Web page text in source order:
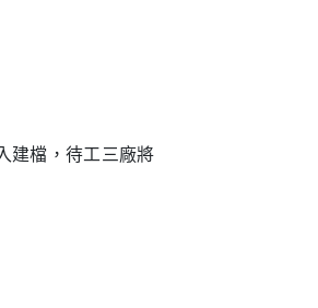
建檔，待工三廠將